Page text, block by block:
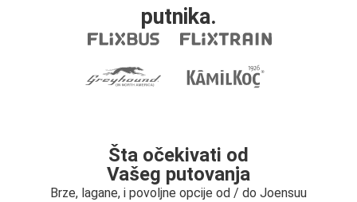
putnika.
Šta očekivati od
Vašeg putovanja
Brze, lagane, i povoljne opcije od / do Joensuu